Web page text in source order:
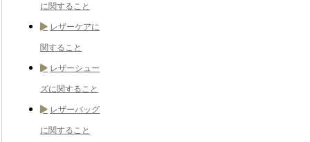
に関すること
レザーケアに
関すること
レザーシュー
ズに関すること
レザーバッグ
に関すること